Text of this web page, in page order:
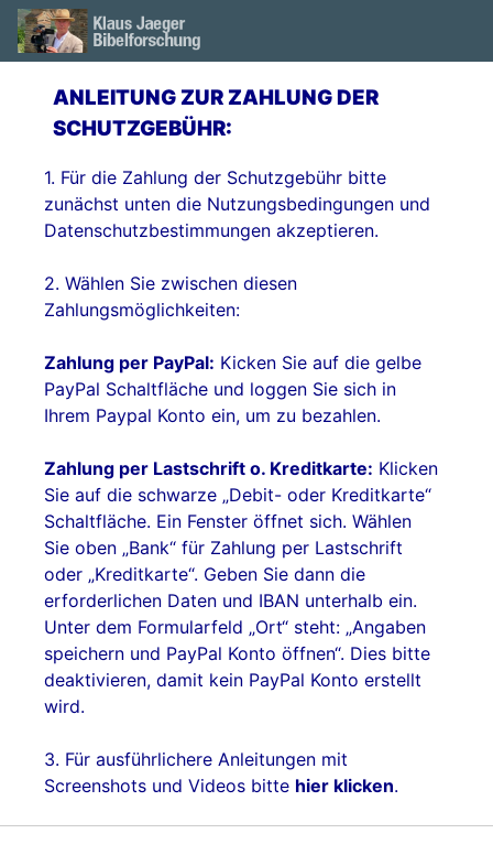
ANLEITUNG ZUR ZAHLUNG DER
SCHUTZGEBÜHR:
1. Für die Zahlung der Schutzgebühr bitte
zunächst unten die Nutzungsbedingungen und
Datenschutzbestimmungen akzeptieren.
2. Wählen Sie zwischen diesen
Zahlungsmöglichkeiten:
Zahlung per PayPal: Kicken Sie auf die gelbe
PayPal Schaltfläche und loggen Sie sich in
Ihrem Paypal Konto ein, um zu bezahlen.
Zahlung per Lastschrift o. Kreditkarte: Klicken
Sie auf die schwarze „Debit- oder Kreditkarte“
Schaltfläche. Ein Fenster öffnet sich. Wählen
Sie oben „Bank“ für Zahlung per Lastschrift
oder „Kreditkarte“. Geben Sie dann die
erforderlichen Daten und IBAN unterhalb ein.
Unter dem Formularfeld „Ort“ steht: „Angaben
speichern und PayPal Konto öffnen“. Dies bitte
deaktivieren, damit kein PayPal Konto erstellt
wird.
3. Für ausführlichere Anleitungen mit
Screenshots und Videos bitte hier klicken.